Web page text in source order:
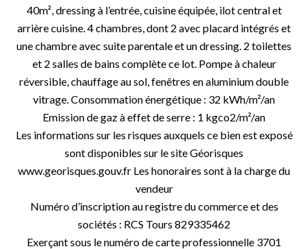
40m², dressing à l’entrée, cuisine équipée, ilot central et
arrière cuisine. 4 chambres, dont 2 avec placard intégrés et
une chambre avec suite parentale et un dressing. 2 toilettes
et 2 salles de bains complète ce lot. Pompe à chaleur
réversible, chauffage au sol, fenêtres en aluminium double
vitrage. Consommation énergétique : 32 kWh/m²/an
Emission de gaz à effet de serre : 1 kgco2/m²/an
Les informations sur les risques auxquels ce bien est exposé
sont disponibles sur le site Géorisques
www.georisques.gouv.fr Les honoraires sont à la charge du
vendeur
Numéro d’inscription au registre du commerce et des
sociétés : RCS Tours 829335462
Exerçant sous le numéro de carte professionnelle 3701